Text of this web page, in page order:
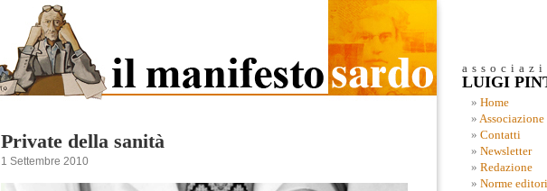
Private della sanità
1 Settembre 2010
LUIGI
Home
Associazione
Contatti
Newsletter
Redazione
Norme